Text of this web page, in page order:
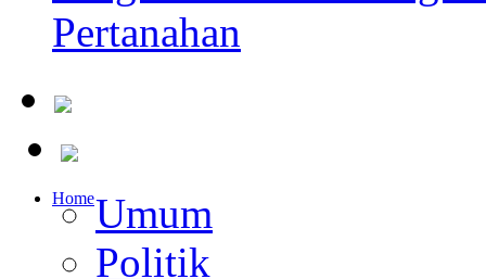
Pertanahan
HomeUmum
Politik